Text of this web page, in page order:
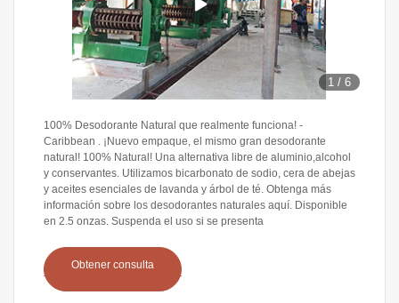
1 /6
100% Desodorante Natural que realmente funciona! -
Caribbean . ¡Nuevo empaque, el mismo gran desodorante
natural! 100% Natural! Una alternativa libre de aluminio,alcohol
y conservantes. Utilizamos bicarbonato de sodio, cera de abejas
y aceites esenciales de lavanda y árbol de té. Obtenga más
información sobre los desodorantes naturales aquí. Disponible
en 2.5 onzas. Suspenda el uso si se presenta
Obtener consulta